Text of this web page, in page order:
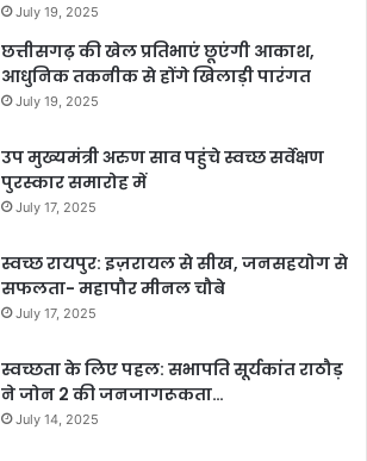
July 19, 2025
छत्तीसगढ़ की खेल प्रतिभाएं छूएंगी आकाश,
आधुनिक तकनीक से होंगे खिलाड़ी पारंगत
July 19, 2025
उप मुख्यमंत्री अरुण साव पहुंचे स्वच्छ सर्वेक्षण
पुरस्कार समारोह में
July 17, 2025
स्वच्छ रायपुर: इज़रायल से सीख, जनसहयोग से
सफलता- महापौर मीनल चौबे
July 17, 2025
स्वच्छता के लिए पहल: सभापति सूर्यकांत राठौड़
ने जोन 2 की जनजागरूकता…
July 14, 2025